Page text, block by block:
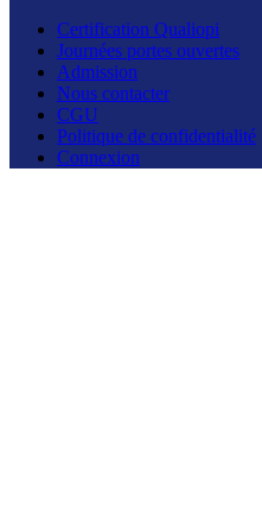
Certification Qualiopi
Journées portes ouvertes
Admission
Nous contacter
CGU
Politique de confidentialité
Connexion